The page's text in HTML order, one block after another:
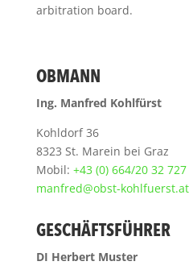
arbitration board.
OBMANN
Ing. Manfred Kohlfürst
Kohldorf 36
8323 St. Marein bei Graz
Mobil: +43 (0) 664/20 32 727
manfred@obst-kohlfuerst.at
GESCHÄFTSFÜHRER
DI Herbert Muster